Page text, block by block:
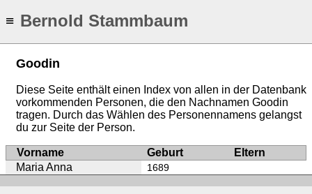
≡ Bernold Stammbaum
Goodin
Diese Seite enthält einen Index von allen in der Datenbank
vorkommenden Personen, die den Nachnamen Goodin
tragen. Durch das Wählen des Personennamens gelangst
du zur Seite der Person.
Vorname Geburt
Eltern
Maria Anna
1689